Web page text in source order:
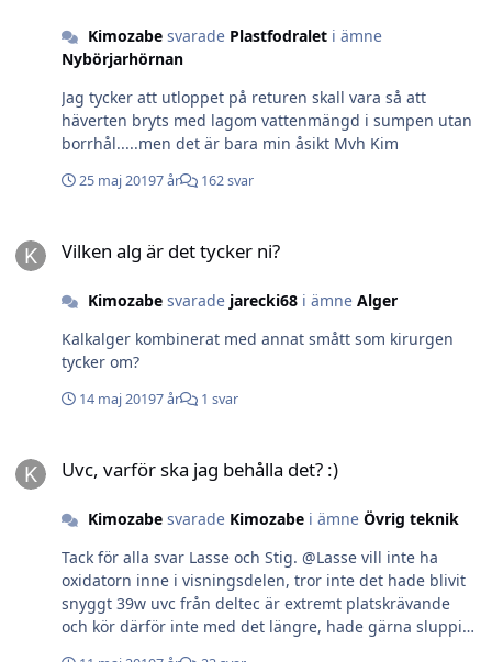
1320: Hanna ULR, Salifert på resten. Tips, idéer på vad
det kan vara och hur jag ska bli kvitt det? Börja med ett
Kimozabesvarade Plastfodraleti ämne
Nybörjarhörnan
Jag tycker att utloppet på returen skall vara så att
häverten bryts med lagom vattenmängd i sumpen utan
borrhål.....men det är bara min åsikt Mvh Kim
25 maj 20197 år 162 svar
Vilken alg är det tycker ni?
Kimozabesvarade jarecki68i ämne Alger
Kalkalger kombinerat med annat smått som kirurgen
tycker om?
14 maj 20197 år 1 svar
Uvc, varför ska jag behålla det? :)
Kimozabesvarade Kimozabei ämne Övrig teknik
Tack för alla svar Lasse och Stig. @Lasse vill inte ha
oxidatorn inne i visningsdelen, tror inte det hade blivit
snyggt 39w uvc från deltec är extremt platskrävande
och kör därför inte med det längre, hade gärna sluppit